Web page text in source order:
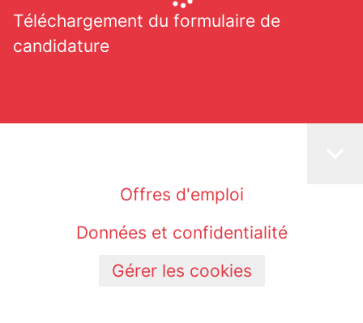
Téléchargement du formulaire de
candidature
Offres d'emploi
Données et confidentialité
Gérer les cookies